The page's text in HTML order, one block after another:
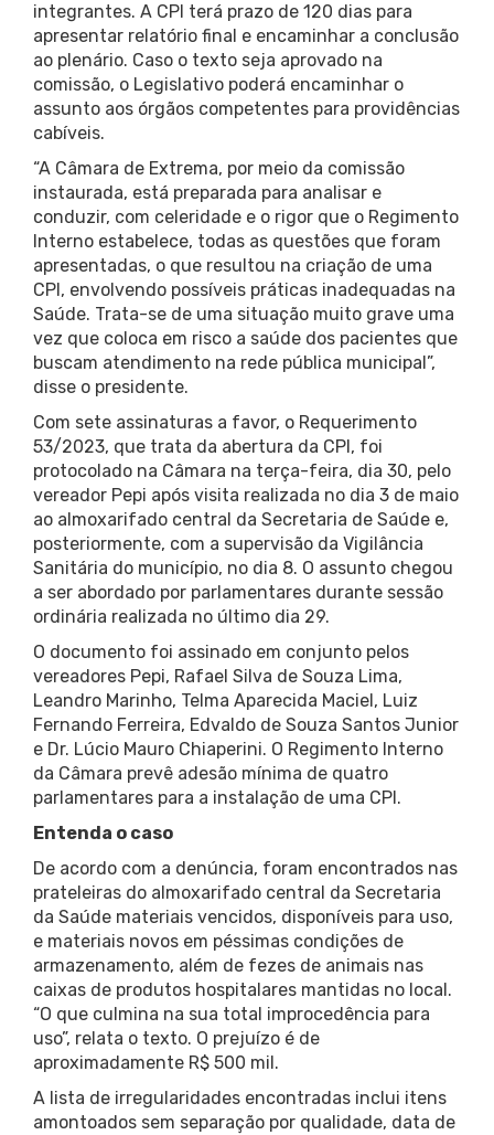
integrantes. A CPI terá prazo de 120 dias para
apresentar relatório final e encaminhar a conclusão
ao plenário. Caso o texto seja aprovado na
comissão, o Legislativo poderá encaminhar o
assunto aos órgãos competentes para providências
cabíveis.
“A Câmara de Extrema, por meio da comissão
instaurada, está preparada para analisar e
conduzir, com celeridade e o rigor que o Regimento
Interno estabelece, todas as questões que foram
apresentadas, o que resultou na criação de uma
CPI, envolvendo possíveis práticas inadequadas na
Saúde. Trata-se de uma situação muito grave uma
vez que coloca em risco a saúde dos pacientes que
buscam atendimento na rede pública municipal”,
disse o presidente.
Com sete assinaturas a favor, o Requerimento
53/2023, que trata da abertura da CPI, foi
protocolado na Câmara na terça-feira, dia 30, pelo
vereador Pepi após visita realizada no dia 3 de maio
ao almoxarifado central da Secretaria de Saúde e,
posteriormente, com a supervisão da Vigilância
Sanitária do município, no dia 8. O assunto chegou
a ser abordado por parlamentares durante sessão
ordinária realizada no último dia 29.
O documento foi assinado em conjunto pelos
vereadores Pepi, Rafael Silva de Souza Lima,
Leandro Marinho, Telma Aparecida Maciel, Luiz
Fernando Ferreira, Edvaldo de Souza Santos Junior
e Dr. Lúcio Mauro Chiaperini. O Regimento Interno
da Câmara prevê adesão mínima de quatro
parlamentares para a instalação de uma CPI.
Entenda o caso
De acordo com a denúncia, foram encontrados nas
prateleiras do almoxarifado central da Secretaria
da Saúde materiais vencidos, disponíveis para uso,
e materiais novos em péssimas condições de
armazenamento, além de fezes de animais nas
caixas de produtos hospitalares mantidas no local.
“O que culmina na sua total improcedência para
uso”, relata o texto. O prejuízo é de
aproximadamente R$ 500 mil.
A lista de irregularidades encontradas inclui itens
amontoados sem separação por qualidade, data de